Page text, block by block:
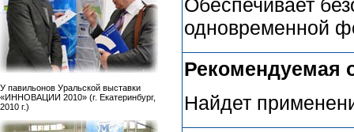
Обеспечивает
одновременной
Рекомендуемая
Найдет
У павильонов Уральской выставки
«ИННОВАЦИИ 2010» (г. Екатеринбург,
2010 г.)